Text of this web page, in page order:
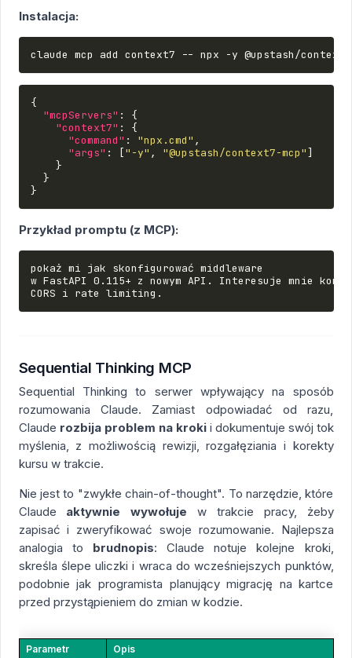
Instalacja:
claude mcp add context7 -- npx -y
{
"mcpServers" :
{
"context7" :
{
"command" : "npx.cmd" ,
"args" : ["-y" , "@upstash/context7-mcp"]
}
}
}
Przykład promptu (z MCP):
pokaż mi jak skonfigurować middleware
w FastAPI 0.115+ z nowym API. Interesuje mnie
Sequential Thinking MCP
Sequential Thinking to serwer wpływający na sposób
rozumowania Claude. Zamiast odpowiadać od razu,
Claude rozbija problem na krokii dokumentuje swój tok
myślenia, z możliwością rewizji, rozgałęziania i korekty
kursu w trakcie.
Nie jest to "zwykłe chain-of-thought". To narzędzie, które
Claude aktywnie wywołuje w trakcie pracy, żeby
zapisać i zweryfikować swoje rozumowanie. Najlepsza
analogia to brudnopis: Claude notuje kolejne kroki,
skreśla ślepe uliczki i wraca do wcześniejszych punktów,
podobnie jak programista planujący migrację na kartce
przed przystąpieniem do zmian w kodzie.
Parametr Opis